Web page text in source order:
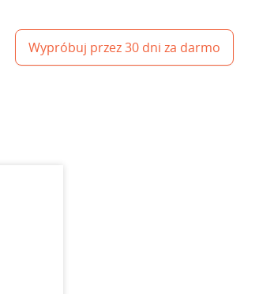
Wypróbuj przez 30 dni za darmo